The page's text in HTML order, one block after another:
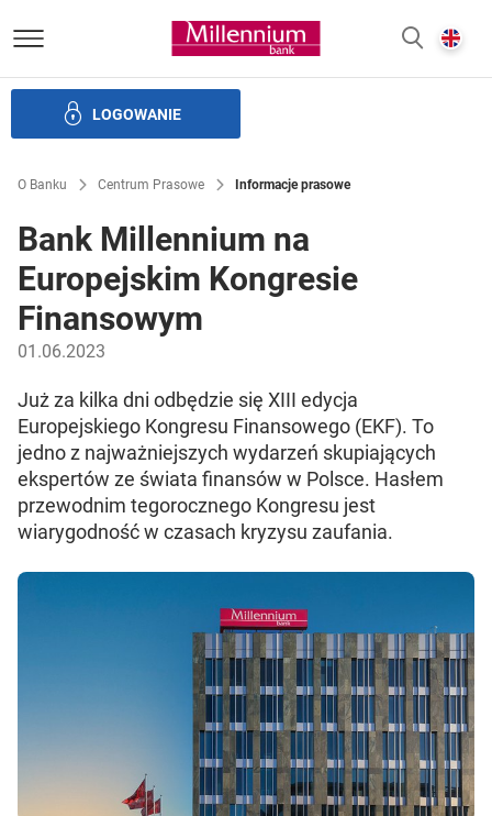
Bank Millennium homepage
LOGOWANIE
O Banku Centrum Prasowe Informacje prasowe
Bank Millennium na
Europejskim Kongresie
Finansowym
01.06.2023
Już za kilka dni odbędzie się XIII edycja
Europejskiego Kongresu Finansowego (EKF). To
jedno z najważniejszych wydarzeń skupiających
ekspertów ze świata finansów w Polsce. Hasłem
przewodnim tegorocznego Kongresu jest
wiarygodność w czasach kryzysu zaufania.